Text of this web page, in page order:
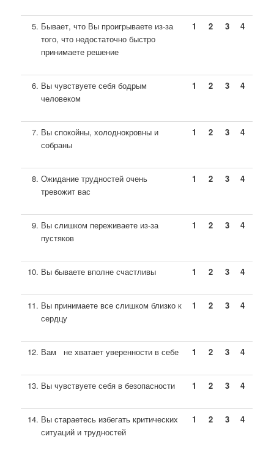
Бывает, что Вы проигрываете из-за
того, что недостаточно быстро
принимаете решение
1 2 3 4
Вы чувствуете себя бодрым
человеком
1 2 3 4
Вы спокойны, холоднокровны и
собраны
1 2 3 4
Ожидание трудностей очень
тревожит вас
1 2 3 4
Вы слишком переживаете из-за
пустяков
1 2 3 4
Вы бываете вполне счастливы 1 2 3 4
Вы принимаете все слишком близко к
сердцу
1 2 3 4
Вам не хватает уверенности в себе 1 2 3 4
Вы чувствуете себя в безопасности 1 2 3 4
Вы стараетесь избегать критических
ситуаций и трудностей
1 2 3 4